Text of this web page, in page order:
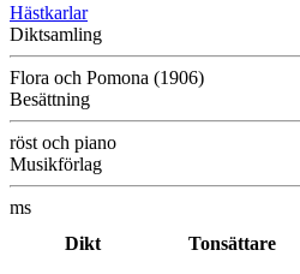
Hästkarlar
Diktsamling
Flora och Pomona (1906)
Besättning
röst och piano
Musikförlag
ms
Dikt
Tonsättare